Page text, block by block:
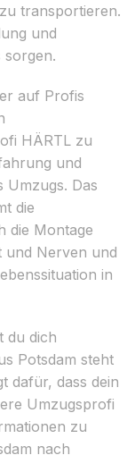
transportieren.
und
sorgen.
auf Profis
HÄRTL zu
und
Umzugs. Das
die
die Montage
und Nerven und
in
du dich
Potsdam steht
dafür, dass dein
Umzugsprofi
zu
nach